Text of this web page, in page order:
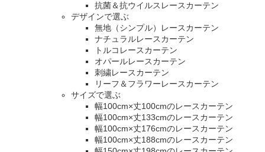
抗菌＆抗ウイルスレースカーテン
デザインで選ぶ
無地（シンプル）レースカーテン
ナチュラルレースカーテン
トルコレースカーテン
オパールレースカーテン
刺繍レースカーテン
リーフ＆フラワーレースカーテン
サイズで選ぶ
幅100cm×丈100cmのレースカーテン
幅100cm×丈133cmのレースカーテン
幅100cm×丈176cmのレースカーテン
幅100cm×丈188cmのレースカーテン